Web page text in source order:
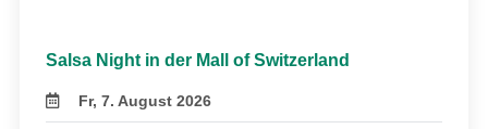
Salsa Night in der Mall of Switzerland
Fr, 7. August 2026